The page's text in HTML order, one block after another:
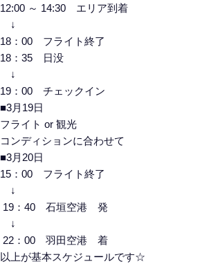
12:00 ～ 14:30 エリア到着
↓
18：00 フライト終了
18：35 日没
↓
19：00 チェックイン
■3月19日
フライト or 観光
コンディションに合わせて
■3月20日
15：00 フライト終了
↓
19：40 石垣空港 発
↓
22：00 羽田空港 着
以上が基本スケジュールです☆